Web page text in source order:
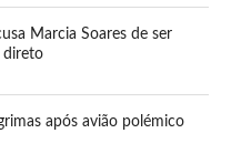
Marcia Soares de ser
direto
após avião polémico